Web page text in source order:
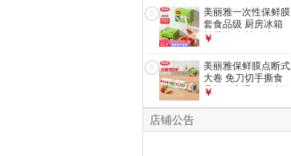
惠纸杯】210ml*100
只
5
美丽雅一次性保鲜膜
套食品级 厨房冰箱
松紧袋 自封口碗盘
【盒装】一次性保鲜
罩 200只 均码
￥
6
美丽雅保鲜膜点断式
大卷 免刀切手撕食
品级耐高温可微波可
￥
店铺公告